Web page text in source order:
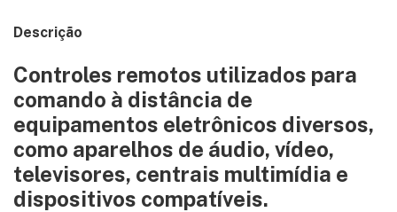
Descrição
Controles remotos utilizados para
comando à distância de
equipamentos eletrônicos diversos,
como aparelhos de áudio, vídeo,
televisores, centrais multimídia e
dispositivos compatíveis.